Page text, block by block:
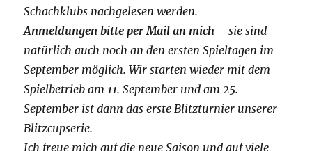
Schachklubs nachgelesen werden.
Anmeldungen bitte per Mail an mich – sie sind
natürlich auch noch an den ersten Spieltagen im
September möglich. Wir starten wieder mit dem
Spielbetrieb am 11. September und am 25.
September ist dann das erste Blitzturnier unserer
Blitzcupserie.
Ich freue mich auf die neue Saison und auf viele